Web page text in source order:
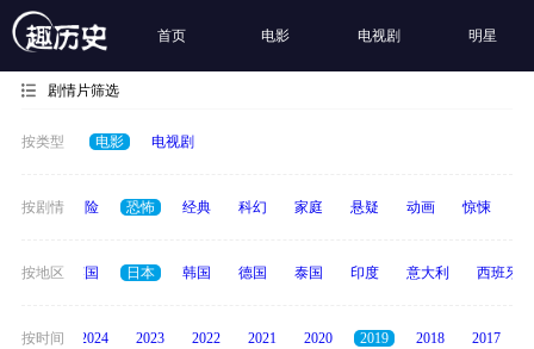
首页 电影 电视剧 明星
剧情片筛选
按类型 电影 电视剧
按剧情
爱情 冒险 恐怖 经典 科幻 家庭 悬疑 动画 惊悚
按地区
法国 英国 日本 韩国 德国 泰国 印度 意大利 西班牙
按时间
2025 2024 2023 2022 2021 2020 2019 2018 2017